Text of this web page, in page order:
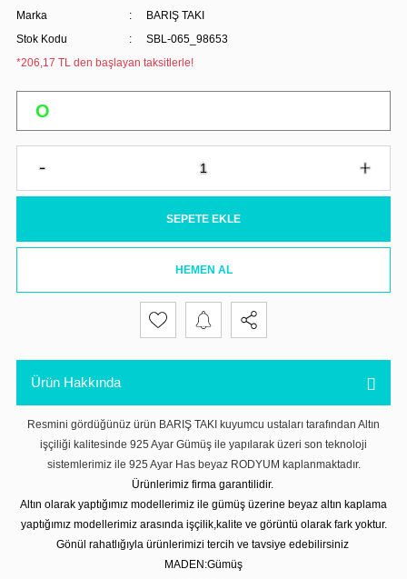
Marka
BARIŞ TAKI
Stok Kodu
SBL-065_98653
*206,17 TL den başlayan taksitlerle!
SEPETE EKLE
HEMEN AL
Ürün Hakkında
Resmini gördüğünüz ürün BARIŞ TAKI kuyumcu ustaları tarafından Altın
işçiliği kalitesinde 925 Ayar Gümüş ile yapılarak üzeri son teknoloji
sistemlerimiz ile 925 Ayar Has beyaz RODYUM kaplanmaktadır.
Ürünlerimiz firma garantilidir.
Altın olarak yaptığımız modellerimiz ile gümüş üzerine beyaz altın kaplama
yaptığımız modellerimiz arasında işçilik,kalite ve görüntü olarak fark yoktur.
Gönül rahatlığıyla ürünlerimizi tercih ve tavsiye edebilirsiniz
MADEN:Gümüş